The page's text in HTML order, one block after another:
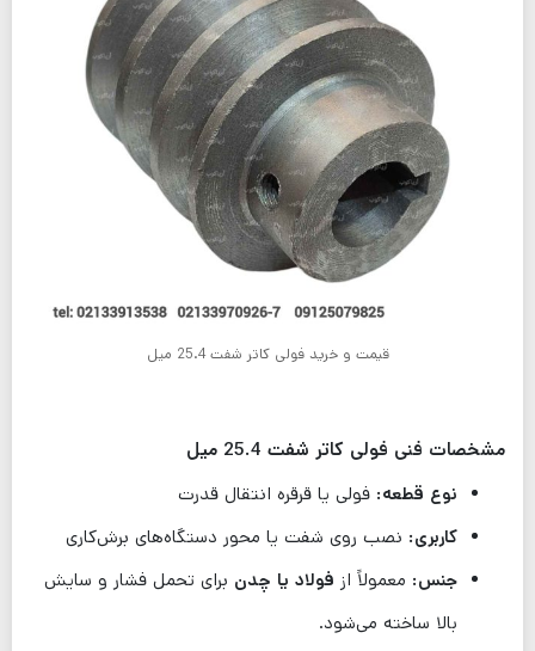
قیمت و خرید فولی کاتر شفت 25.4 میل
مشخصات فنی فولی کاتر شفت 25.4 میل
نوع قطعه: فولی یا قرقره انتقال قدرت
کاربری: نصب روی شفت یا محور دستگاه‌های برش‌کاری
جنس: معمولاً از فولاد یا چدن برای تحمل فشار و سایش
بالا ساخته می‌شود.